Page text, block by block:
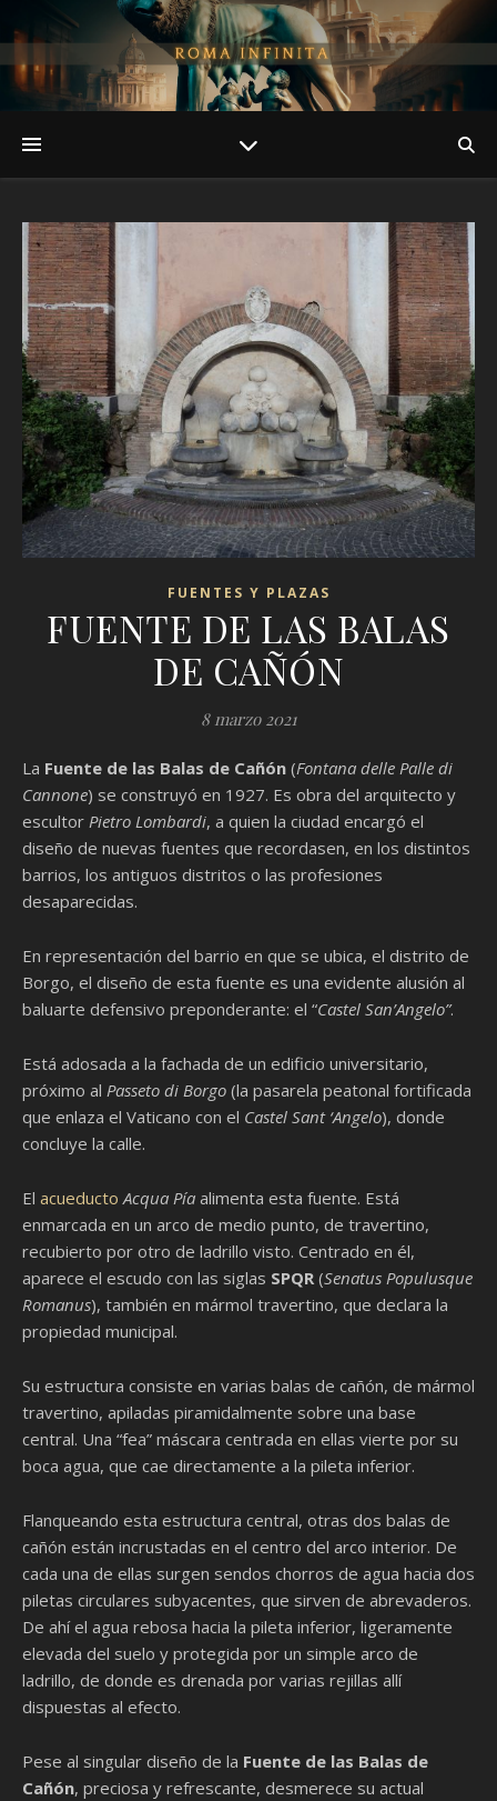
FUENTES Y PLAZAS
FUENTE DE LAS BALAS
DE CAÑÓN
8 marzo 2021
La Fuente de las Balas de Cañón (Fontana delle Palle di
Cannone) se construyó en 1927. Es obra del arquitecto y
escultor Pietro Lombardi, a quien la ciudad encargó el
diseño de nuevas fuentes que recordasen, en los distintos
barrios, los antiguos distritos o las profesiones
desaparecidas.
En representación del barrio en que se ubica, el distrito de
Borgo, el diseño de esta fuente es una evidente alusión al
baluarte defensivo preponderante: el “Castel San’Angelo”.
Está adosada a la fachada de un edificio universitario,
próximo al Passeto di Borgo (la pasarela peatonal fortificada
que enlaza el Vaticano con el Castel Sant ‘Angelo), donde
concluye la calle.
El acueducto Acqua Pía alimenta esta fuente. Está
enmarcada en un arco de medio punto, de travertino,
recubierto por otro de ladrillo visto. Centrado en él,
aparece el escudo con las siglas SPQR (Senatus Populusque
Romanus), también en mármol travertino, que declara la
propiedad municipal.
Su estructura consiste en varias balas de cañón, de mármol
travertino, apiladas piramidalmente sobre una base
central. Una “fea” máscara centrada en ellas vierte por su
boca agua, que cae directamente a la pileta inferior.
Flanqueando esta estructura central, otras dos balas de
cañón están incrustadas en el centro del arco interior. De
cada una de ellas surgen sendos chorros de agua hacia dos
piletas circulares subyacentes, que sirven de abrevaderos.
De ahí el agua rebosa hacia la pileta inferior, ligeramente
elevada del suelo y protegida por un simple arco de
ladrillo, de donde es drenada por varias rejillas allí
dispuestas al efecto.
Pese al singular diseño de la Fuente de las Balas de
Cañón, preciosa y refrescante, desmerece su actual